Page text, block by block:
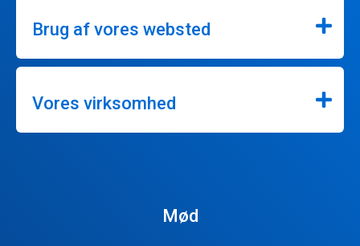
Brug af vores websted
Vores virksomhed
Mød